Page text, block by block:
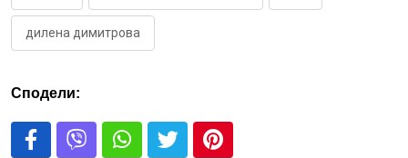
дилена димитрова
Сподели: